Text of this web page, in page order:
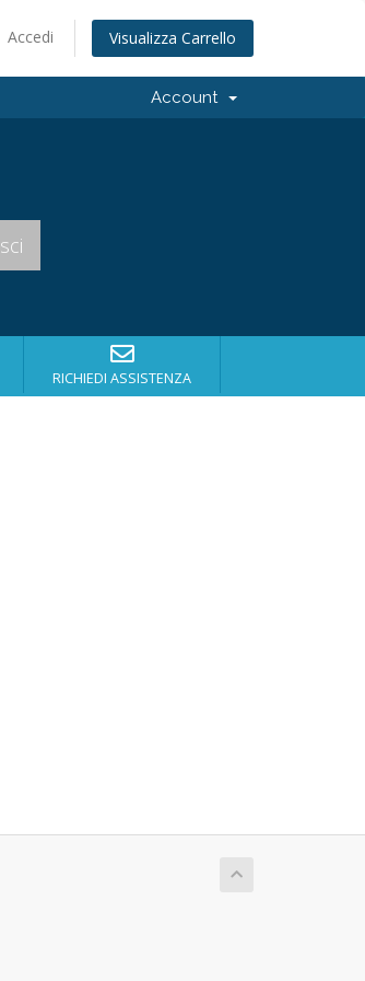
Accedi Visualizza Carrello
Account
RICHIEDI ASSISTENZA